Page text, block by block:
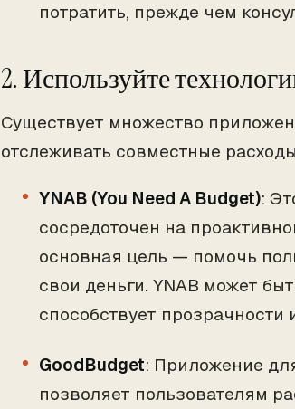
потратить, прежде чем
2. Используйте
Существует множество
отслеживать совместные
YNAB (You Need A Budget):
сосредоточен на
основная цель — помочь
свои деньги. YNAB может
способствует
GoodBudget: Приложение
позволяет пользователям